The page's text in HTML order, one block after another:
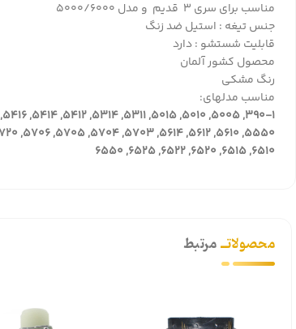
مناسب برای سری ۳ قدیم و مدل ۵۰۰۰/۶۰۰۰
جنس تیغه : استیل ضد زنگ
قابلیت شستشو : دارد
محصول کشور آلمان
رنگ مشکی
مناسب مدلهای:
6510, 6515, 6520, 6522, 6525, 6550
محصولاتــمرتبط